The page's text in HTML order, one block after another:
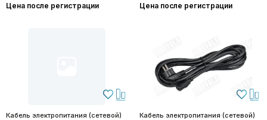
Цена после регистрации
Цена после регистрации
Кабель электропитания (сетевой)
Кабель электропитания (сетевой)